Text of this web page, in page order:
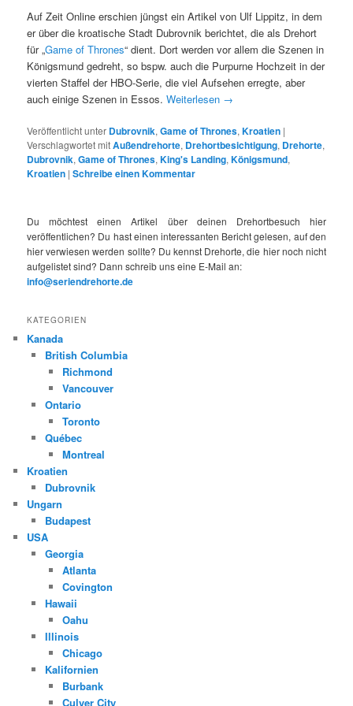
Auf Zeit Online erschien jüngst ein Artikel von Ulf Lippitz, in dem
er über die kroatische Stadt Dubrovnik berichtet, die als Drehort
für „Game of Thrones“ dient. Dort werden vor allem die Szenen in
Königsmund gedreht, so bspw. auch die Purpurne Hochzeit in der
vierten Staffel der HBO-Serie, die viel Aufsehen erregte, aber
auch einige Szenen in Essos.Weiterlesen →
Veröffentlicht unter Dubrovnik,Game of Thrones,Kroatien |
Verschlagwortet mitAußendrehorte, Drehortbesichtigung, Drehorte,
Dubrovnik,Game of Thrones,King's Landing,Königsmund,
Kroatien |Schreibe einen Kommentar
Du möchtest einen Artikel über deinen Drehortbesuch hier
veröffentlichen? Du hast einen interessanten Bericht gelesen, auf den
hier verwiesen werden sollte? Du kennst Drehorte, die hier noch nicht
aufgelistet sind? Dann schreib uns eine E-Mail an:
info@seriendrehorte.de
KATEGORIEN
Kanada
British Columbia
Richmond
Vancouver
Ontario
Toronto
Québec
Montreal
Kroatien
Dubrovnik
Ungarn
Budapest
USA
Georgia
Atlanta
Covington
Hawaii
Oahu
Illinois
Chicago
Kalifornien
Burbank
Culver City